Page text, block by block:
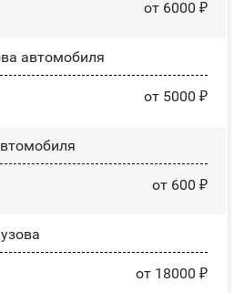
от 6000 ₽
автомобиля
от 5000 ₽
от 600 ₽
от 18000 ₽